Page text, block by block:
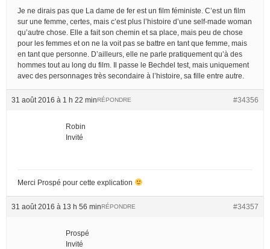
Je ne dirais pas que La dame de fer est un film féministe. C’est un film
sur une femme, certes, mais c’est plus l’histoire d’une self-made woman
qu’autre chose. Elle a fait son chemin et sa place, mais peu de chose
pour les femmes et on ne la voit pas se battre en tant que femme, mais
en tant que personne. D’ailleurs, elle ne parle pratiquement qu’à des
hommes tout au long du film. Il passe le Bechdel test, mais uniquement
avec des personnages très secondaire à l’histoire, sa fille entre autre.
31 août 2016 à 1 h 22 min #34356
RÉPONDRE
Robin
Invité
Merci Prospé pour cette explication
31 août 2016 à 13 h 56 min #34357
RÉPONDRE
Prospé
Invité